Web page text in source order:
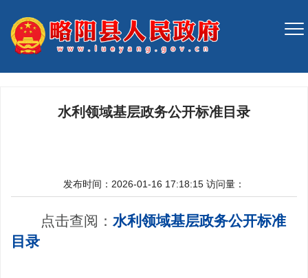
水利领域基层政务公开标准目录
发布时间：2026-01-16 17:18:15 访问量：
点击查阅： 水利领域基层政务公开标准
目录